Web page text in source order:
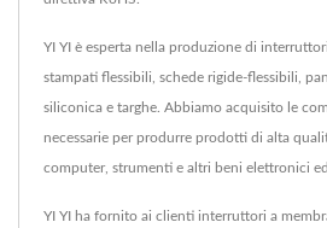
YI YI è esperta nella produzione di
stampati flessibili, schede rigide-flessibili,
siliconica e targhe. Abbiamo acquisito le
necessarie per produrre prodotti di alta
computer, strumenti e altri beni elettronici
YI YI ha fornito ai clienti interruttori a